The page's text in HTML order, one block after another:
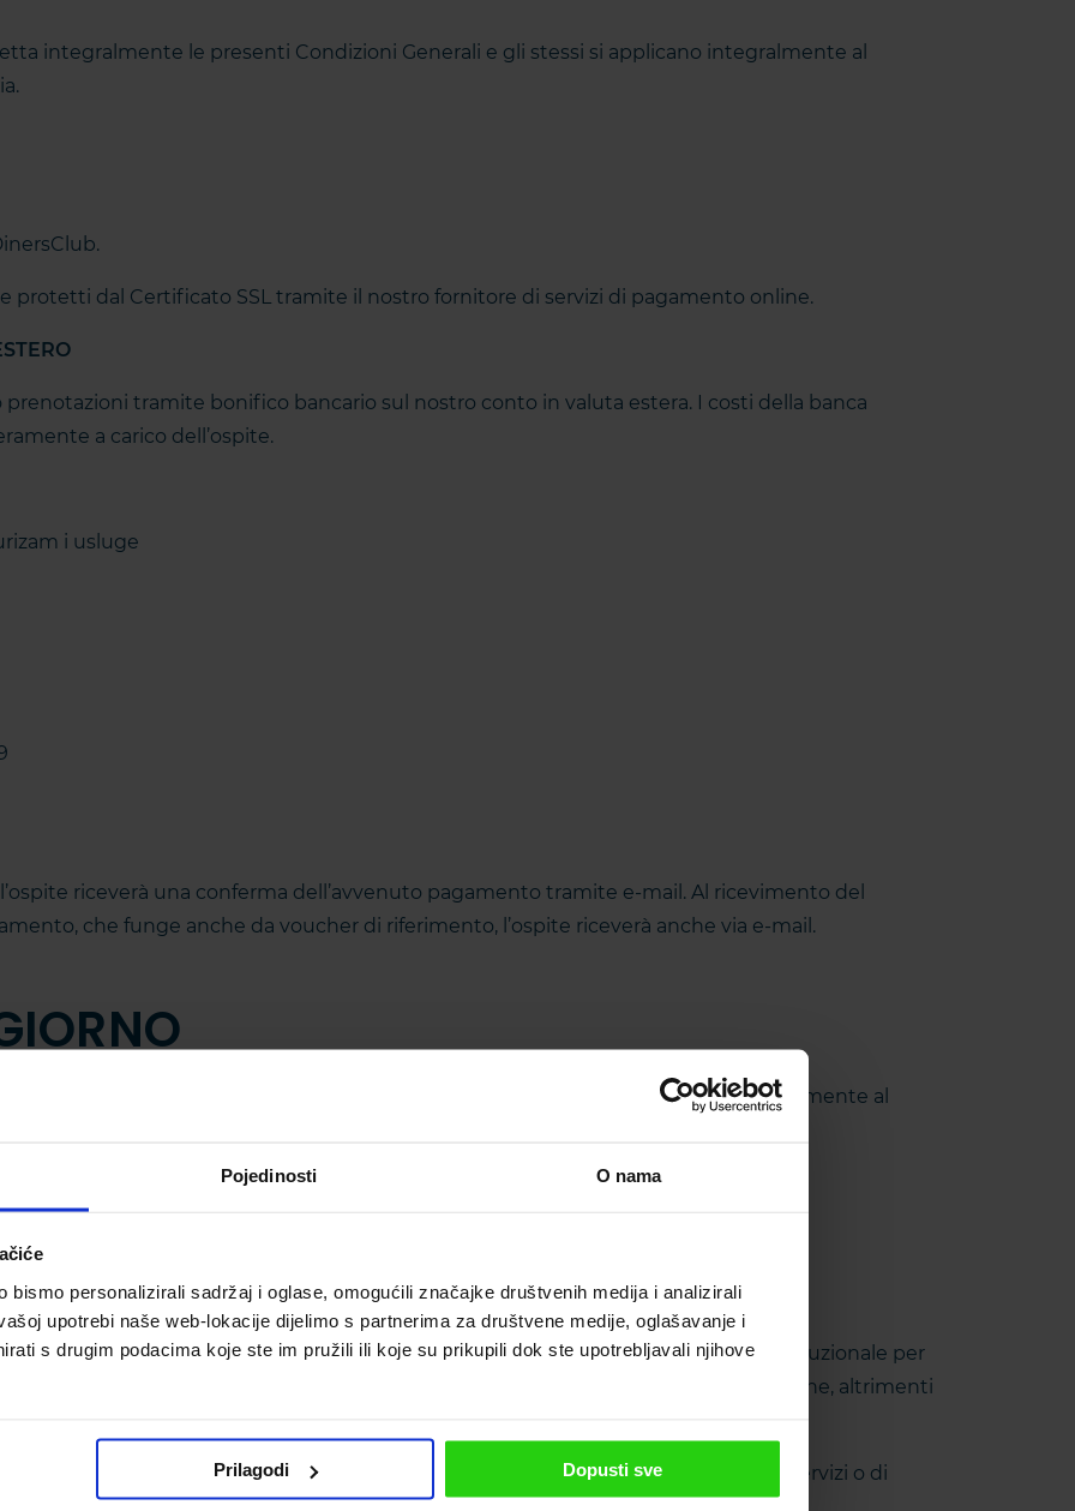
Pojedinosti O nama
bismo personalizirali sadržaj i oglase, omogućili značajke društvenih medija i analizirali
upotrebi naše web-lokacije dijelimo s partnerima za društvene medije, oglašavanje i
s drugim podacima koje ste im pružili ili koje su prikupili dok ste upotrebljavali njihove
Prilagodi Dopusti sve
integralmente le presenti Condizioni Generali e gli stessi si applicano integralmente al
protetti dal Certificato SSL tramite il nostro fornitore di servizi di pagamento online.
prenotazioni tramite bonifico bancario sul nostro conto in valuta estera. I costi della banca
a carico dell’ospite.
i usluge
riceverà una conferma dell’avvenuto pagamento tramite e-mail. Al ricevimento del
che funge anche da voucher di riferimento, l’ospite riceverà anche via e-mail.
della Repubblica di Croazia, l’ospite paga la tassa di soggiorno contemporaneamente al
nel prezzo d’alloggio.
di alloggio base; specificato nell’offerta.
d’alloggio e l’ospite li paga a parte (supplemento per animali domestici, deposito cauzionale per
finale). I L’ospite deve annunciare servizi aggiuntivi al momento della prenotazione, altrimenti
l’assenza di questi servizi.
pubblicati (in caso di variazione dei prezzi di alloggio da parte del fornitore di servizi o di